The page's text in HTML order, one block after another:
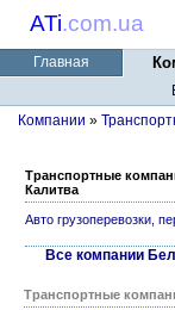
ATi.com.ua
Главная
Компании »
Транспортные
Калитва
Авто грузоперевозки,
Все компании
Транспортные